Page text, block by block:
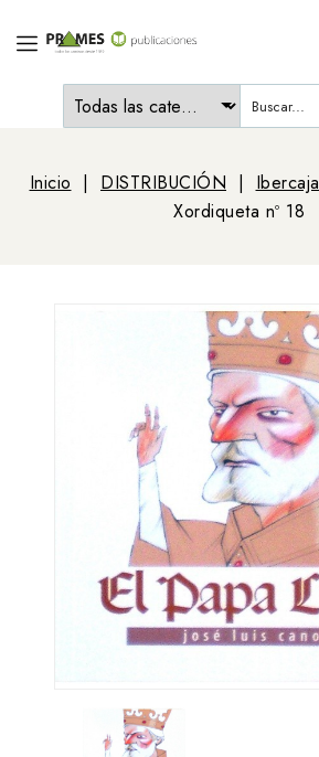
Inicio DISTRIBUCIÓN Ibercaja
Xordiqueta nº 18